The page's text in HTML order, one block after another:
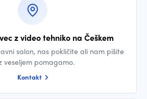
z video tehniko na Češkem
salon, nas pokličite ali nam pišite
veseljem pomagamo.
Kontakt